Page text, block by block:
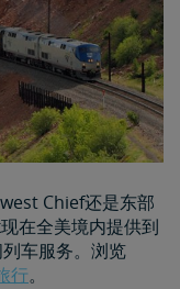
Chief还是东部
在全美境内提供到
车服务。浏览
行。